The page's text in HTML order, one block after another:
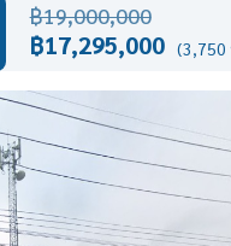
฿19,000,000
฿17,295,000 (3,750